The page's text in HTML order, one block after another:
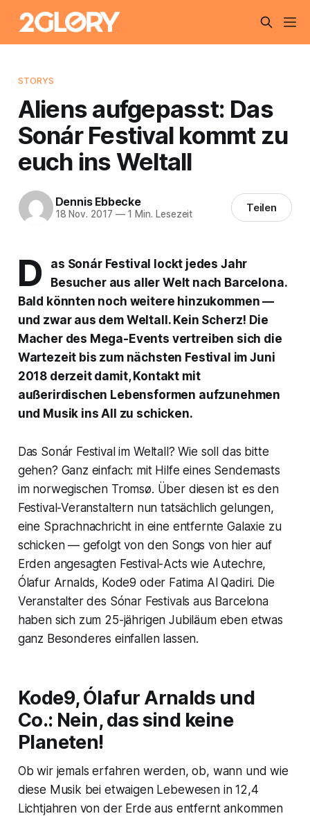
STORYS
Aliens aufgepasst: Das
Sonár Festival kommt zu
euch ins Weltall
Dennis Ebbecke
18 Nov. 2017 —1 Min. Lesezeit Teilen
D
as Sonár Festival lockt jedes Jahr
Besucher aus aller Welt nach Barcelona.
Bald könnten noch weitere hinzukommen —
und zwar aus dem Weltall. Kein Scherz! Die
Macher des Mega-Events vertreiben sich die
Wartezeit bis zum nächsten Festival im Juni
2018 derzeit damit, Kontakt mit
außerirdischen Lebensformen aufzunehmen
und Musik ins All zu schicken.
Das Sonár Festival im Weltall? Wie soll das bitte
gehen? Ganz einfach: mit Hilfe eines Sendemasts
im norwegischen Tromsø. Über diesen ist es den
Festival-Veranstaltern nun tatsächlich gelungen,
eine Sprachnachricht in eine entfernte Galaxie zu
schicken — gefolgt von den Songs von hier auf
Erden angesagten Festival-Acts wie Autechre,
Ólafur Arnalds, Kode9 oder Fatima Al Qadiri. Die
Veranstalter des Sónar Festivals aus Barcelona
haben sich zum 25-jährigen Jubiläum eben etwas
ganz Besonderes einfallen lassen.
Kode9, Ólafur Arnalds und
Co.: Nein, das sind keine
Planeten!
Ob wir jemals erfahren werden, ob, wann und wie
diese Musik bei etwaigen Lebewesen in 12,4
Lichtjahren von der Erde aus entfernt ankommen